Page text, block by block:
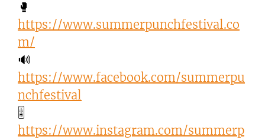
🥊
https://www.summerpunchfestival.co
m/
🔊
https://www.facebook.com/summerpu
nchfestival
🎚️
https://www.instagram.com/summerp